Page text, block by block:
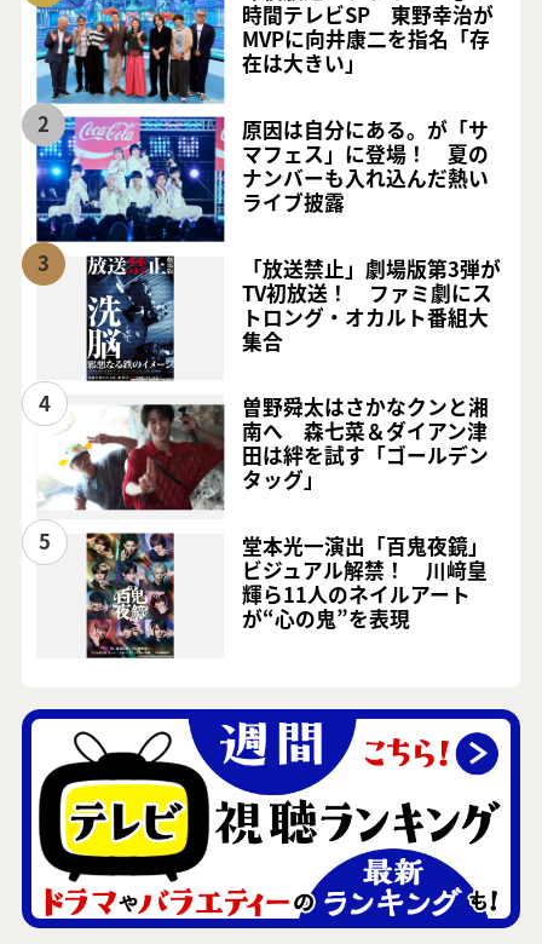
時間テレビSP 東野幸治が
MVPに向井康二を指名「存
在は大きい」
2
原因は自分にある。が「サ
マフェス」に登場！ 夏の
ナンバーも入れ込んだ熱い
ライブ披露
3
「放送禁止」劇場版第3弾が
TV初放送！ ファミ劇にス
トロング・オカルト番組大
集合
4
曽野舜太はさかなクンと湘
南へ 森七菜＆ダイアン津
田は絆を試す「ゴールデン
タッグ」
5
堂本光一演出「百鬼夜鏡」
ビジュアル解禁！ 川﨑皇
輝ら11人のネイルアート
が“心の鬼”を表現